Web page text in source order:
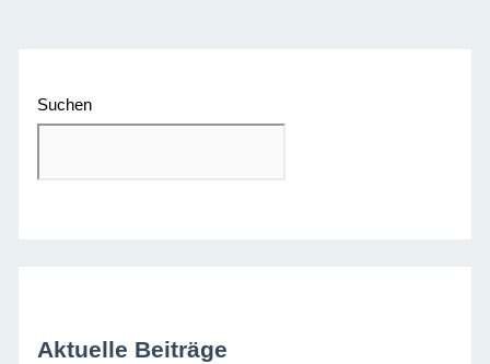
Suchen
Aktuelle Beiträge